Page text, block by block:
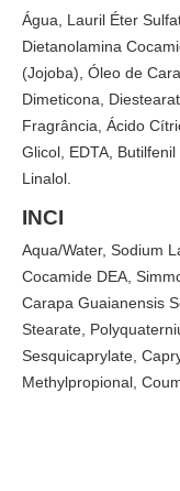
Água, Lauril Éter
Dietanolamina
(Jojoba), Óleo de
Dimeticona,
Fragrância, Ácido
Glicol, EDTA,
Linalol.
INCI
Aqua/Water, Sodium
Cocamide DEA,
Carapa Guaianensis
Stearate,
Sesquicaprylate,
Methylpropional,